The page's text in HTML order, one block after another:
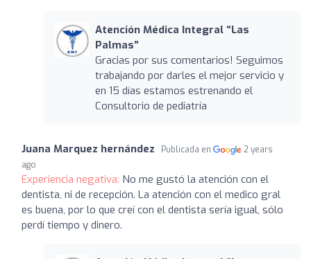
Atención Médica Integral “Las
Palmas”
Gracias por sus comentarios! Seguimos
trabajando por darles el mejor servicio y
en 15 días estamos estrenando el
Consultorio de pediatría
Juana Marquez hernández Publicada en
2 years
ago
Experiencia negativa: No me gustó la atención con el
dentista, ni de recepción. La atención con el medico gral
es buena, por lo que creí con el dentista sería igual, sólo
perdí tiempo y dinero.